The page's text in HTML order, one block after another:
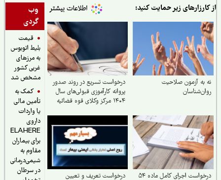
وب
گردی
قیمت
بلیط اتوبوس
به مرزهای
غربی کشور
مشخص شد
کمک به
تأمین مالی
یا واردات
ELAHERE
برای بیماران
مقاوم به
شیمی‌درمانی
در سرطان
زیر حمایت کنید:
آزمون صلاحیت
درخواست تسریع در روند صدور
پروانه کارآموزی قبولی‌های سال
درخواست اجرای کامل ماده ۵۴
درخواست تعریف و تعیین